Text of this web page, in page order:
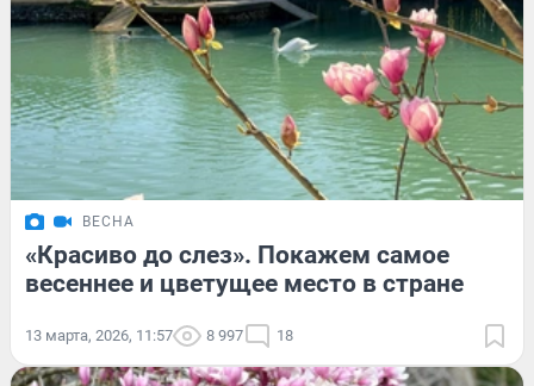
ВЕСНА
«Красиво до слез». Покажем самое
весеннее и цветущее место в стране
13 марта, 2026, 11:57 8 997 18